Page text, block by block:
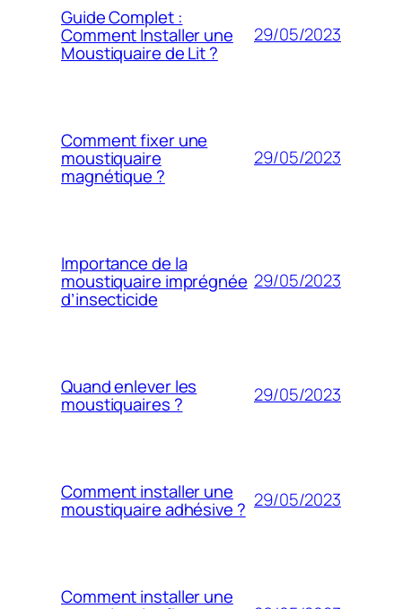
Guide Complet :
Comment Installer une
Moustiquaire de Lit ?
29/05/2023
Comment fixer une
moustiquaire
magnétique ?
29/05/2023
Importance de la
moustiquaire imprégnée
d’insecticide
29/05/2023
Quand enlever les
moustiquaires ? 29/05/2023
Comment installer une
moustiquaire adhésive ? 29/05/2023
Comment installer une